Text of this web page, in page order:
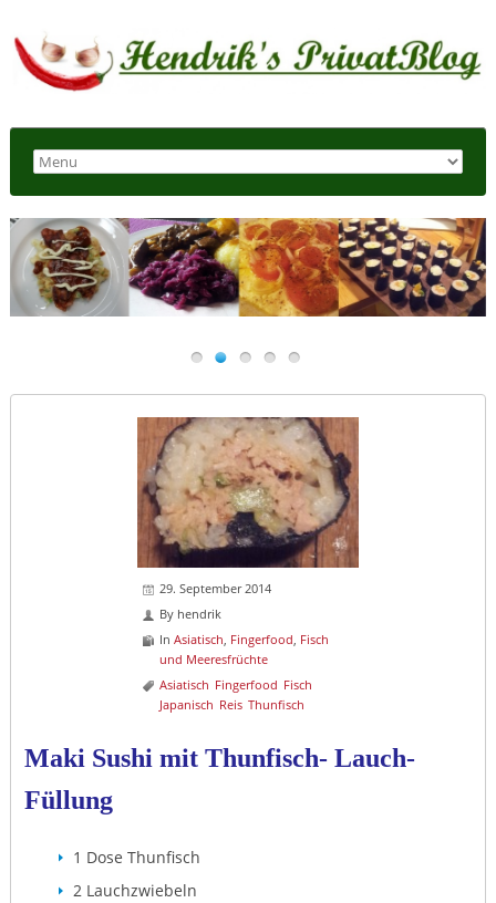
29. September 2014
By hendrik
In Asiatisch, Fingerfood, Fisch
und Meeresfrüchte
Asiatisch Fingerfood Fisch
Japanisch Reis Thunfisch
Maki Sushi mit Thunfisch- Lauch-
Füllung
1 Dose Thunfisch
2 Lauchzwiebeln